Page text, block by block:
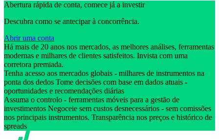
Abertura rápida de conta, comece já a investir
Descubra como se antecipar à concorrência.
Abrir uma conta
Há mais de 20 anos nos mercados, as melhores análises, ferramentas
modernas e milhares de clientes satisfeitos. Invista com uma
corretora premiada.
Tenha acesso aos mercados globais - milhares de instrumentos na
ponta dos dedos Tome decisões com base em dados atuais -
oportunidades e recomendações diárias
Assuma o controlo - ferramentas móveis para a gestão de
investimentos Negoceie sem custos desnecessários - sem comissões
nos principais instrumentos. Transparência nos preços e histórico de
spreads